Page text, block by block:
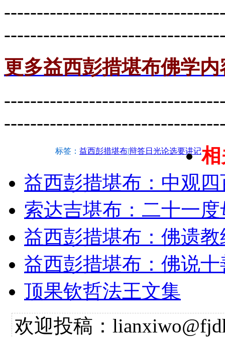
更多益西彭措堪布佛学内
标签： 益西彭措堪布|辩答日光论选要讲记
益西彭措堪布：中观
索达吉堪布：二十一
益西彭措堪布：佛遗
益西彭措堪布：佛说
顶果钦哲法王文集
欢迎投稿：